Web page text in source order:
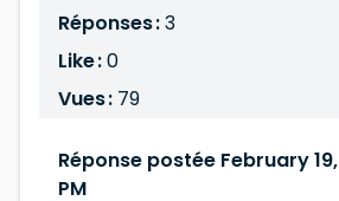
Réponses :3
Like :0
Vues : 79
Réponse postée February 19,
PM